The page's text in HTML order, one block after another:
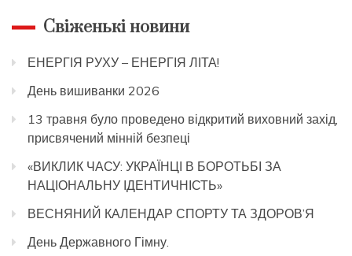
Свіженькі новини
ЕНЕРГІЯ РУХУ – ЕНЕРГІЯ ЛІТА!
День вишиванки 2026
13 травня було проведено відкритий виховний захід,
присвячений мінній безпеці
«ВИКЛИК ЧАСУ: УКРАЇНЦІ В БОРОТЬБІ ЗА
НАЦІОНАЛЬНУ ІДЕНТИЧНІСТЬ»
ВЕСНЯНИЙ КАЛЕНДАР СПОРТУ ТА ЗДОРОВ’Я
День Державного Гімну.